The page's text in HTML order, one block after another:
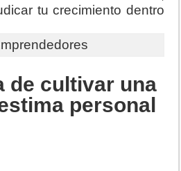
tu crecimiento dentro
de cultivar una
personal